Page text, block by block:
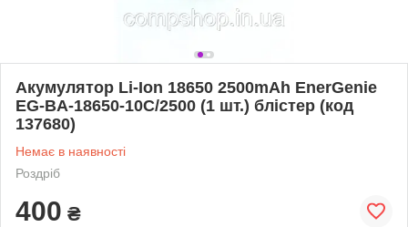
Акумулятор Li-Ion 18650 2500mAh EnerGenie
EG-BA-18650-10C/2500 (1 шт.) блістер (код
137680)
Немає в наявності
Роздріб
400 ₴